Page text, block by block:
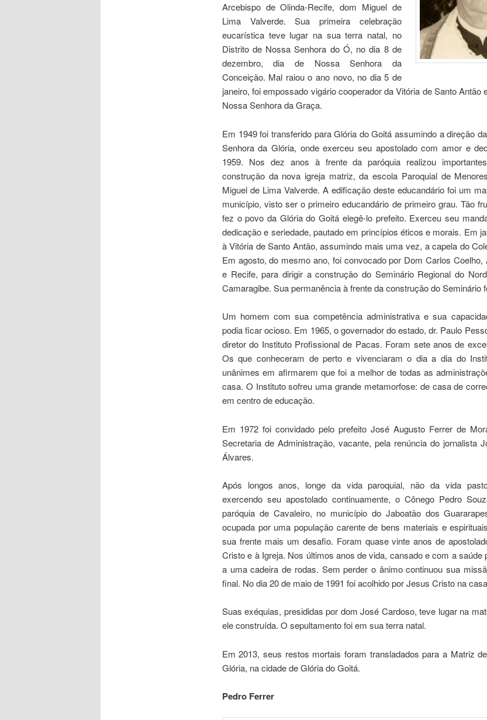
Arcebispo de Olinda-Recife, dom Miguel de
Lima Valverde. Sua primeira celebração
eucarística teve lugar na sua terra natal, no
Distrito de Nossa Senhora do Ó, no dia 8 de
dezembro, dia de Nossa Senhora da
Conceição. Mal raiou o ano novo, no dia 5 de
janeiro, foi empossado vigário cooperador da Vitória de Santo Antão
Nossa Senhora da Graça.
Em 1949 foi transferido para Glória do Goitá assumindo a direção
Senhora da Glória, onde exerceu seu apostolado com amor e
1959. Nos dez anos à frente da paróquia realizou
construção da nova igreja matriz, da escola Paroquial de
Miguel de Lima Valverde. A edificação deste educandário foi um
município, visto ser o primeiro educandário de primeiro grau. Tão
fez o povo da Glória do Goitá elegê-lo prefeito. Exerceu seu
dedicação e seriedade, pautado em princípios éticos e morais. Em
à Vitória de Santo Antão, assumindo mais uma vez, a capela do
Em agosto, do mesmo ano, foi convocado por Dom Carlos Coelho,
e Recife, para dirigir a construção do Seminário Regional do
Camaragibe. Sua permanência à frente da construção do Seminário
Um homem com sua competência administrativa e sua
podia ficar ocioso. Em 1965, o governador do estado, dr. Paulo
diretor do Instituto Profissional de Pacas. Foram sete anos de
Os que conheceram de perto e vivenciaram o dia a dia do
unânimes em afirmarem que foi a melhor de todas as
casa. O Instituto sofreu uma grande metamorfose: de casa de
em centro de educação.
Em 1972 foi convidado pelo prefeito José Augusto Ferrer de
Secretaria de Administração, vacante, pela renúncia do jornalista
Álvares.
Após longos anos, longe da vida paroquial, não da vida
exercendo seu apostolado continuamente, o Cônego Pedro
paróquia de Cavaleiro, no município do Jaboatão dos
ocupada por uma população carente de bens materiais e
sua frente mais um desafio. Foram quase vinte anos de
Cristo e à Igreja. Nos últimos anos de vida, cansado e com a saúde
a uma cadeira de rodas. Sem perder o ânimo continuou sua
final. No dia 20 de maio de 1991 foi acolhido por Jesus Cristo na
Suas exéquias, presididas por dom José Cardoso, teve lugar na
ele construída. O sepultamento foi em sua terra natal.
Em 2013, seus restos mortais foram transladados para a Matriz
Glória, na cidade de Glória do Goitá.
Pedro Ferrer